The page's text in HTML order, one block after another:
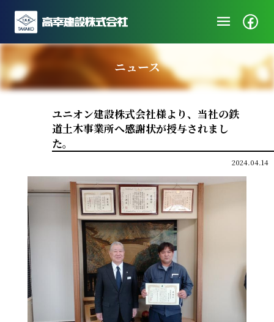
menu
企業情報
ニュース
社会・地域貢献
ニュース
ユニオン建設株式会社様より、当社の鉄
道土木事業所へ感謝状が授与されまし
た。
2024.04.14